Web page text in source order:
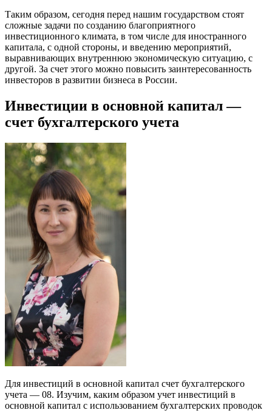
Таким образом, сегодня перед нашим государством стоят
сложные задачи по созданию благоприятного
инвестиционного климата, в том числе для иностранного
капитала, с одной стороны, и введению мероприятий,
выравнивающих внутреннюю экономическую ситуацию, с
другой. За счет этого можно повысить заинтересованность
инвесторов в развитии бизнеса в России.
Инвестиции в основной капитал —
счет бухгалтерского учета
Для инвестиций в основной капитал счет бухгалтерского
учета — 08. Изучим, каким образом учет инвестиций в
основной капитал с использованием бухгалтерских проводок